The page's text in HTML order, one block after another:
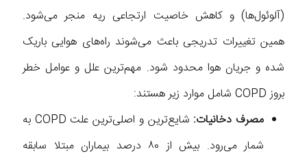
(آلوئول‌ها) و کاهش خاصیت ارتجاعی ریه منجر می‌شود.
همین تغییرات تدریجی باعث می‌شوند راه‌های هوایی باریک
شده و جریان هوا محدود شود. مهم‌ترین علل و عوامل خطر
بروز COPD شامل موارد زیر هستند:
مصرف دخانیات:
شایع‌ترین و اصلی‌ترین علت COPD به
شمار می‌رود. بیش از ۸۰ درصد بیماران مبتلا سابقه